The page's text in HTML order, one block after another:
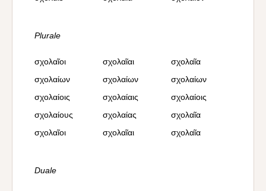
Plurale
σχολαῖοι σχολαῖαι
σχολαῖα
σχολαίων
σχολαίων
σχολαίων
σχολαίοις
σχολαίαις
σχολαίοις
σχολαίους
σχολαίας
σχολαῖα
σχολαῖοι
σχολαῖαι σχολαῖα
Duale